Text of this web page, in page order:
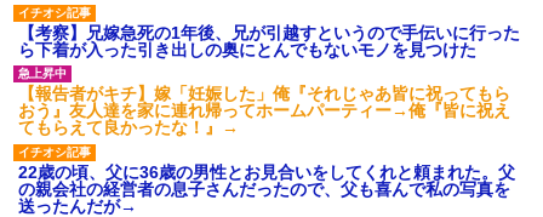
【考察】兄嫁急死の1年後、兄が引越すというので手伝いに行った
ら下着が入った引き出しの奥にとんでもないモノを見つけた
【報告者がキチ】嫁「妊娠した」俺『それじゃあ皆に祝ってもら
おう』友人達を家に連れ帰ってホームパーティー→俺『皆に祝え
てもらえて良かったな！』→
22歳の頃、父に36歳の男性とお見合いをしてくれと頼まれた。父
の親会社の経営者の息子さんだったので、父も喜んで私の写真を
送ったんだが→